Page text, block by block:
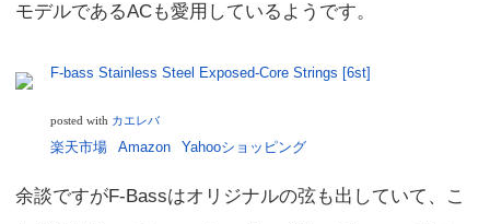
モデルであるACも愛用しているようです。
F-bass Stainless Steel Exposed-Core Strings [6st]
posted with カエレバ
楽天市場 Amazon Yahooショッピング
余談ですがF-Bassはオリジナルの弦も出していて、こ